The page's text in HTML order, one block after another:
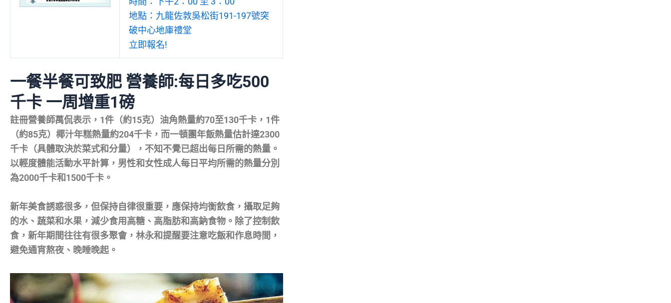
地點：九龍佐敦吳松街191-197號突
破中心地庫禮堂
立即報名!
一餐半餐可致肥 營養師:每日多吃500
千卡 一周增重1磅
註冊營養師萬侃表示，1件（約15克）油角熱量約70至130千卡，1件
（約85克）椰汁年糕熱量約204千卡，而一頓團年飯熱量估計達2300
千卡（具體取決於菜式和分量），不知不覺已超出每日所需的熱量。
以輕度體能活動水平計算，男性和女性成人每日平均所需的熱量分別
為2000千卡和1500千卡。
新年美食誘惑很多，但保持自律很重要，應保持均衡飲食，攝取足夠
的水、蔬菜和水果，減少食用高糖、高脂肪和高鈉食物。除了控制飲
食，新年期間往往有很多聚會，林永和提醒要注意吃飯和作息時間，
避免通宵熬夜、晚睡晚起。